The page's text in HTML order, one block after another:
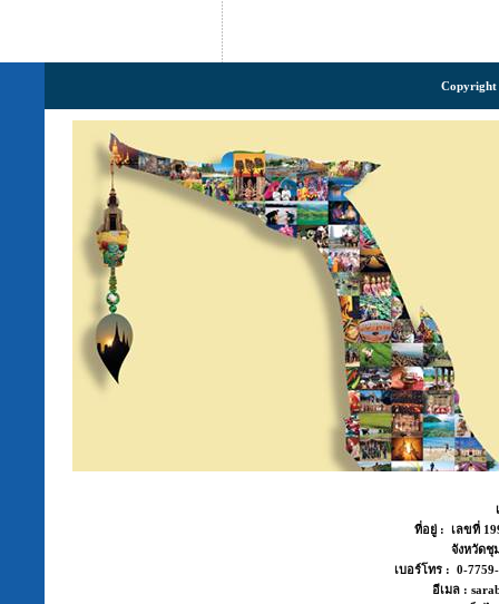
Copyright
ที่อยู่ : เลขที่
จังหวัด
เบอร์โทร : 0-
อีเมล :